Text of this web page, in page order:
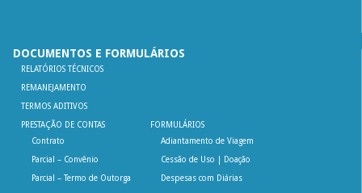
DOCUMENTOS E FORMULÁRIOS
RELATÓRIOS TÉCNICOS
REMANEJAMENTO
TERMOS ADITIVOS
PRESTAÇÃO DE CONTAS
Contrato
Parcial – Convênio
Parcial – Termo de Outorga
FORMULÁRIOS
Adiantamento de Viagem
Cessão de Uso | Doação
Despesas com Diárias